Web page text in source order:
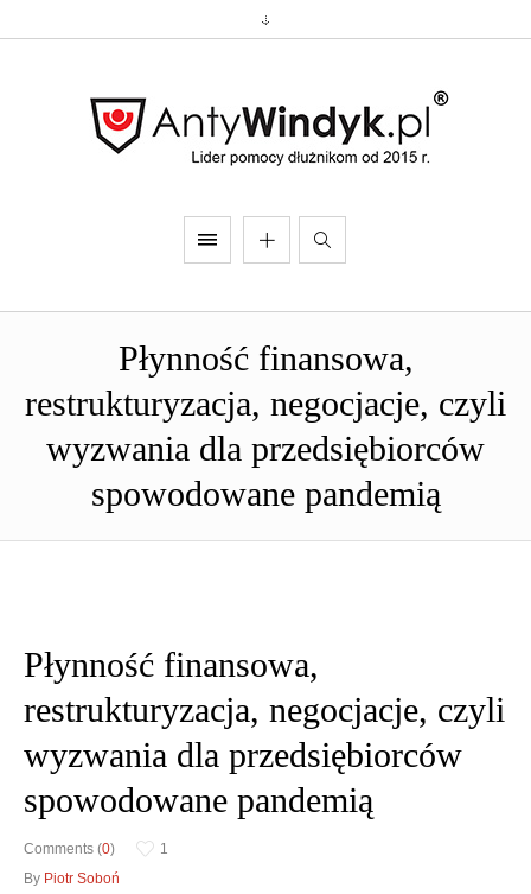
Reprezentacja procesowa
Płynność finansowa,
restrukturyzacja, negocjacje, czyli
wyzwania dla przedsiębiorców
spowodowane pandemią
Płynność finansowa,
restrukturyzacja, negocjacje, czyli
wyzwania dla przedsiębiorców
spowodowane pandemią
Comments (0)
1
By Piotr Soboń